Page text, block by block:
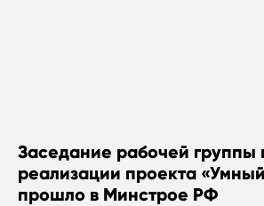
Заседание рабочей группы
реализации проекта
прошло в Минстрое РФ